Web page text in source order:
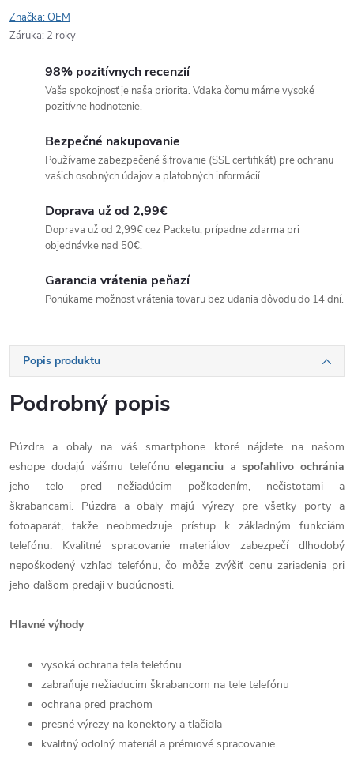
Značka:OEM
Záruka: 2 roky
98% pozitívnych recenzií
Vaša spokojnosť je naša priorita. Vďaka čomu máme vysoké
pozitívne hodnotenie.
Bezpečné nakupovanie
Používame zabezpečené šifrovanie (SSL certifikát) pre ochranu
vašich osobných údajov a platobných informácií.
Doprava už od 2,99€
Doprava už od 2,99€ cez Packetu, prípadne zdarma pri
objednávke nad 50€.
Garancia vrátenia peňazí
Ponúkame možnosť vrátenia tovaru bez udania dôvodu do 14 dní.
Popis produktu
Podrobný popis
Púzdra a obaly na váš smartphone ktoré nájdete na našom
eshope dodajú vášmu telefónueleganciu aspoľahlivo ochránia
jeho telo pred nežiadúcim poškodením, nečistotami a
škrabancami. Púzdra a obaly majú výrezy pre všetky porty a
fotoaparát, takže neobmedzuje prístup k základným funkciám
telefónu. Kvalitné spracovanie materiálov zabezpečí dlhodobý
nepoškodený vzhľad telefónu, čo môže zvýšiť cenu zariadenia pri
jeho ďalšom predaji v budúcnosti.
Hlavné výhody
vysoká ochrana tela telefónu
zabraňuje nežiaducim škrabancom na tele telefónu
ochrana pred prachom
presné výrezy na konektory a tlačidla
kvalitný odolný materiál a prémiové spracovanie